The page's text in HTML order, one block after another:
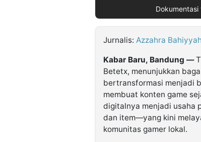
Jurnalis: Azzahra Bahiyyah
Kabar Baru, Bandung —
Betetx, menunjukkan
bertransformasi menjadi
membuat konten game
digitalnya menjadi usaha
dan item—yang kini
komunitas gamer lokal.